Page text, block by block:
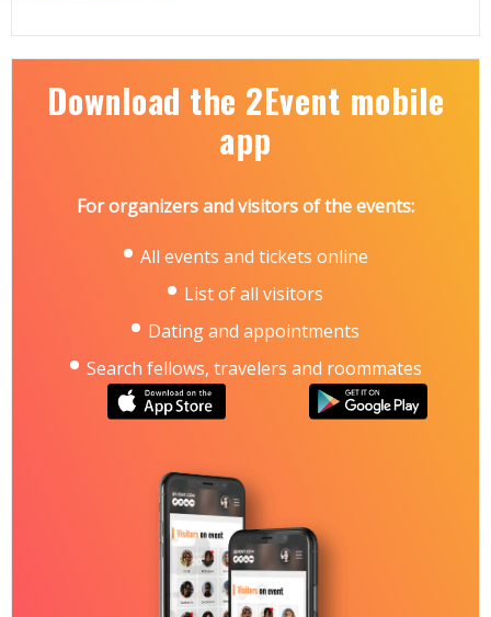
Контакти:
e-mail: lyudmila@iec-expo.com.ua
Download the 2Event mobile
app
For organizers and visitors of the events:
All events and tickets online
List of all visitors
Dating and appointments
Search fellows, travelers and roommates